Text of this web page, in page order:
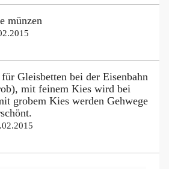
münzen
Gleisbetten bei der Eisenbahn
mit feinem Kies wird bei
grobem Kies werden Gehwege